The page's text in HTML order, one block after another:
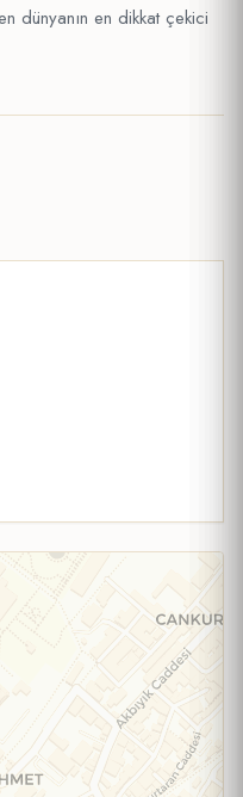
dünyanın en dikkat çekici